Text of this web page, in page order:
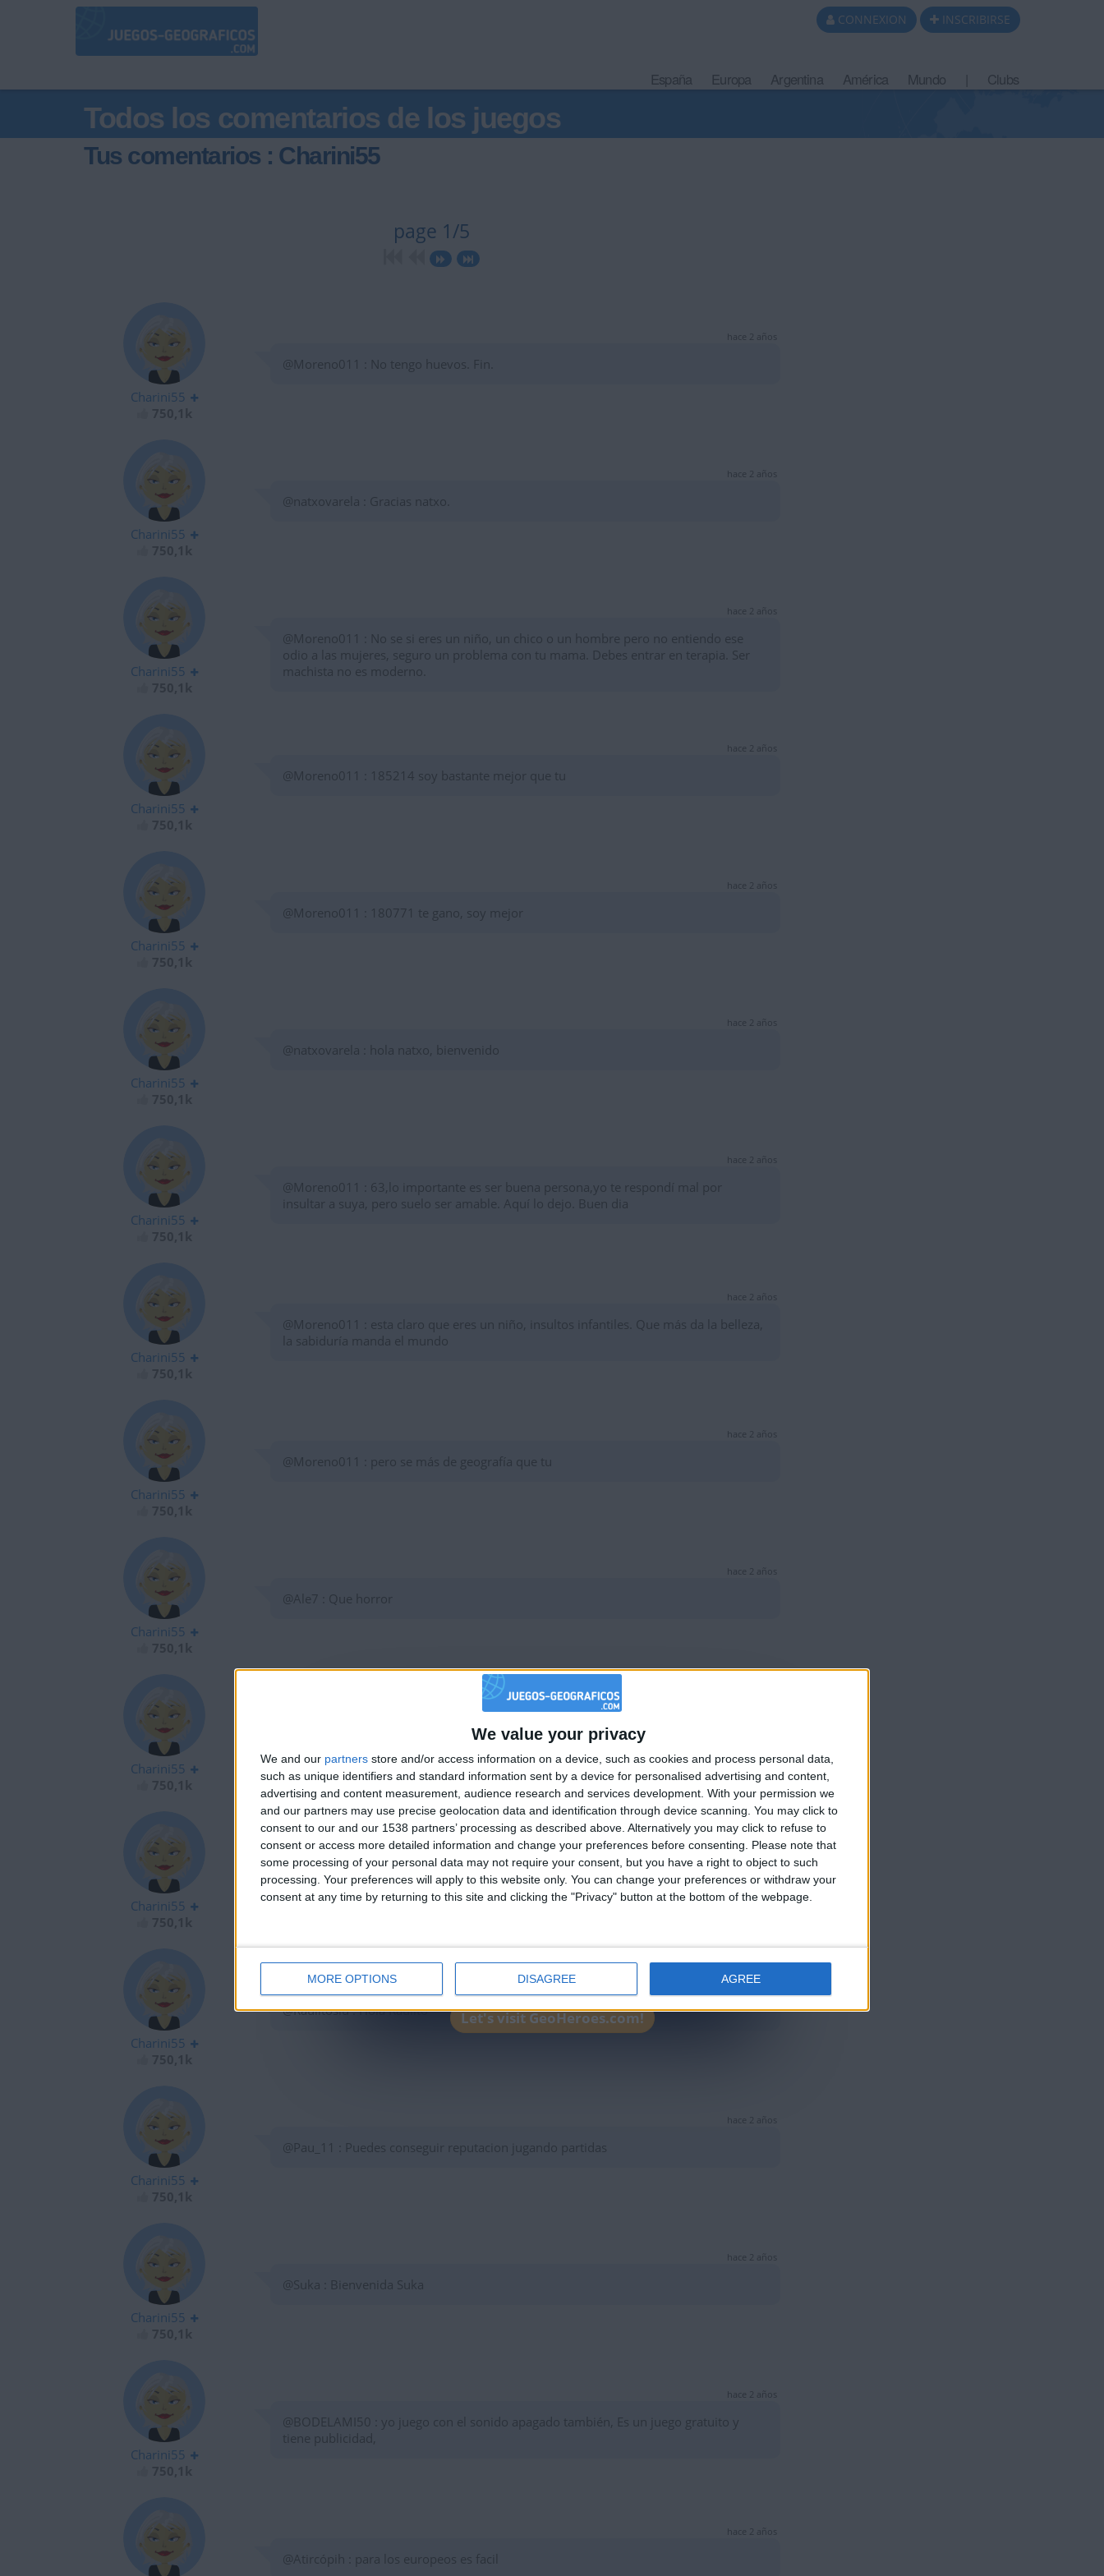
We value your privacy
We and our partners store and/or access information on a device, such as cookies and process personal data,
such as unique identifiers and standard information sent by a device for personalised advertising and content,
advertising and content measurement, audience research and services development. With your permission we
and our partners may use precise geolocation data and identification through device scanning. You may click to
consent to our and our 1538 partners’ processing as described above. Alternatively you may click to refuse to
consent or access more detailed information and change your preferences before consenting.
Please note that
some processing of your personal data may not require your consent, but you have a right to object to such
processing. Your preferences will apply to this website only. You can change your preferences or withdraw your
consent at any time by returning to this site and clicking the "Privacy" button at the bottom of the webpage.
MORE OPTIONS DISAGREE AGREE
CONNEXION INSCRIBIRSE
España Europa Argentina América Mundo Clubs
Todos los comentarios de los juegos
Tus comentarios : Charini55
page 1/5
Charini55
hace 2 años
@Moreno011 : No tengo huevos. Fin.
Charini55
hace 2 años
@natxovarela : Gracias natxo.
Charini55
hace 2 años
@Moreno011 : No se si eres un niño, un chico o un hombre pero no entiendo ese
odio a las mujeres, seguro un problema con tu mama. Debes entrar en terapia. Ser
machista no es moderno.
Charini55
hace 2 años
@Moreno011 : 185214 soy bastante mejor que tu
Charini55
hace 2 años
@Moreno011 : 180771 te gano, soy mejor
Charini55
hace 2 años
@natxovarela : hola natxo, bienvenido
Charini55
hace 2 años
@Moreno011 : 63,lo importante es ser buena persona,yo te respondí mal por
insultar a suya, pero suelo ser amable. Aquí lo dejo. Buen dia
Charini55
hace 2 años
@Moreno011 : esta claro que eres un niño, insultos infantiles. Que más da la belleza,
la sabiduría manda el mundo
Charini55
hace 2 años
@Moreno011 : pero se más de geografía que tu
Charini55
hace 2 años
@Ale7 : Que horror
Charini55
@Moreno011 : Que pedazo de tonto eres. Deja a la gente en paz y se mas amable.
Charini55
hace 2 años
@razagod2010 : aqui crece de todo...
Charini55
hace 2 años
@Raulitosiu : Hola Raulito
Charini55
hace 2 años
@Pau_11 : Puedes conseguir reputacion jugando partidas
Charini55
hace 2 años
@Suka : Bienvenida Suka
Charini55
hace 2 años
@BODELAMI50 : yo juego con el sonido apagado también, Es un juego gratuito y
tiene publicidad,
hace 2 años
@Atircópih : para los europeos es facil
🇺🇸 We noticed you’re visiting from
an English-speaking country
Join our American version now and be among
the firsts to submit your score on our
leaderboards!
Let's visit GeoHeroes.com!